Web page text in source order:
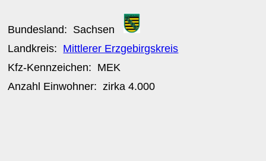
Bundesland: Sachsen
Landkreis: Mittlerer Erzgebirgskreis
Kfz-Kennzeichen: MEK
Anzahl Einwohner: zirka4.000